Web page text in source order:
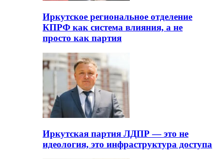
Иркутское региональное отделение
КПРФ как система влияния, а не
просто как партия
Иркутская партия ЛДПР — это не
идеология, это инфраструктура доступа